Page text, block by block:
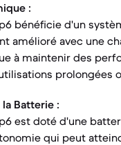
:
bénéficie d'un
amélioré avec une
à maintenir des
prolongées
Batterie :
est doté d'une
qui peut